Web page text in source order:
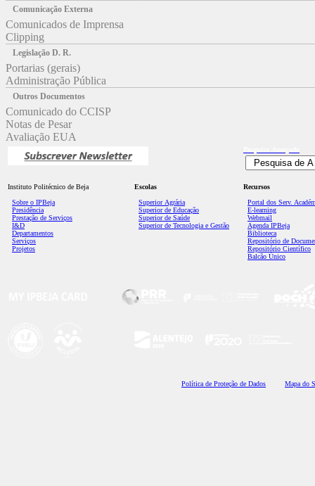
Comunicação Externa
Comunicados de Imprensa
Clipping
Legislação D. R.
Portarias (gerais)
Administração Pública
Outros Documentos
Comunicado do CCISP
Notas de Pesar
Avaliação EUA
Instituto Politécnico de Beja
Sobre o IPBeja
Presidência
Prestação de Serviços
I&D
Departamentos
Serviços
Projetos
Escolas
Superior Agrária
Superior de Educação
Superior de Saúde
Superior de Tecnologia e Gestão
Recursos
Portal dos Serv.
E-learning
Webmail
Agenda IPBeja
Biblioteca
Repositório de
Repositório Científico
Balcão Único
Política de Proteção de Dados Mapa do